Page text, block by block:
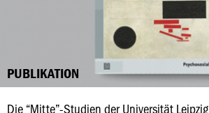
PUBLIKATION
Die “Mitte”-Studien der Universität Leipzig